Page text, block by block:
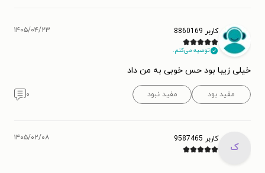
کاربر 8860169
توصیه می‌کنم.
۱۴۰۵/۰۴/۲۳
خیلی زیبا بود حس خوبی به من داد
مفید بود مفید نبود ۰
ک
کاربر 9587465 ۱۴۰۵/۰۲/۰۸